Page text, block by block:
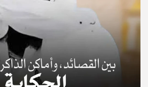
© Copyright 2025, APS